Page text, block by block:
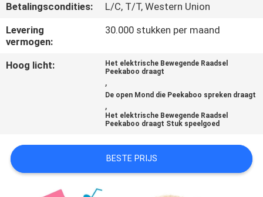
VERZOEK
OM
EEN
PRIVACY
POLICY
Betalingscondities:
L/C, T/T, Western Union
Levering
vermogen:
30.000 stukken per maand
Hoog licht:
Het elektrische Bewegende Raadsel
Peekaboo draagt
,
De open Mond die Peekaboo spreken draagt
,
Het elektrische Bewegende Raadsel
Peekaboo draagt Stuk speelgoed
BESTE PRIJS